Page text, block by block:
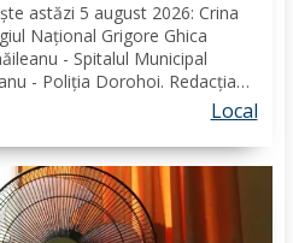
astăzi 5 august 2026: Crina
Național Grigore Ghica
- Spitalul Municipal
- Poliția Dorohoi. Redacția
La mulți ani!
din Dorohoi, la...
Local